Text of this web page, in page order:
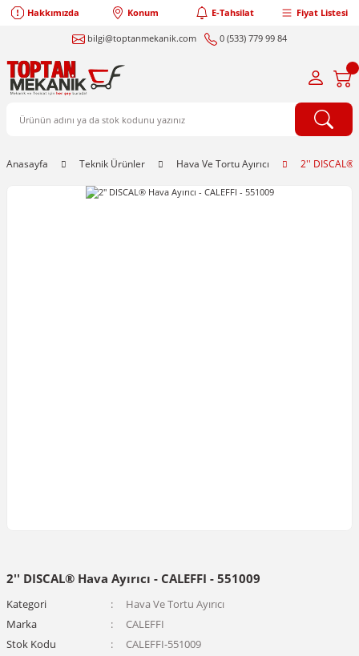
Hakkımızda Konum E-Tahsilat Fiyat Listesi
bilgi@toptanmekanik.com 0 (533) 779 99 84
Anasayfa Teknik Ürünler Hava Ve Tortu Ayırıcı 2'' DISCAL®
2'' DISCAL® Hava Ayırıcı - CALEFFI - 551009
Kategori
Hava Ve Tortu Ayırıcı
Marka
CALEFFI
Stok Kodu
CALEFFI-551009